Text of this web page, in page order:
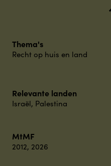
Thema's
Recht op huis en land
Relevante landen
Israël, Palestina
MtMF
2012, 2026